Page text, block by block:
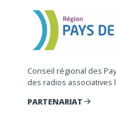
Conseil régional des
des radios associatives
PARTENARIAT